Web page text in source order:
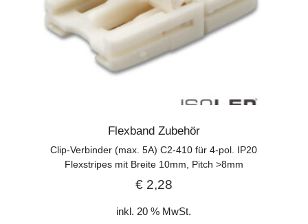
Flexband Zubehör
Clip-Verbinder (max. 5A) C2-410 für 4-pol. IP20
Flexstripes mit Breite 10mm, Pitch >8mm
€2,28
inkl. 20 % MwSt.